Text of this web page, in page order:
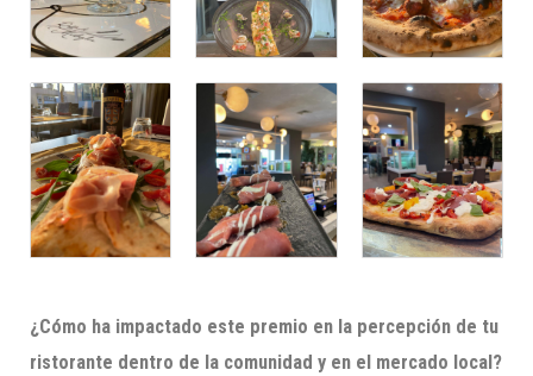
¿Cómo ha impactado este premio en la percepción de tu
ristorante dentro de la comunidad y en el mercado local?